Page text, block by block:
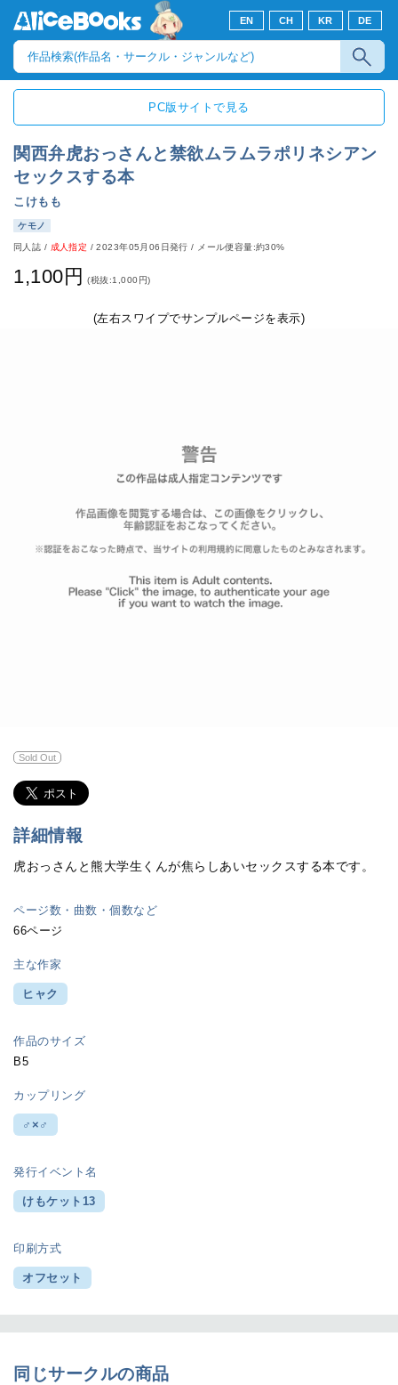
EN CH KR DE
PC版サイトで見る
関西弁虎おっさんと禁欲ムラムラポリネシアン
セックスする本
こけもも
ケモノ
同人誌 / 成人指定 /2023年05月06日発行 / メール便容量:約30%
1,100円 (税抜:1,000円)
(左右スワイプでサンプルページを表示)
Sold Out
詳細情報
虎おっさんと熊大学生くんが焦らしあいセックスする本です。
ページ数・曲数・個数など
66ページ
主な作家
ヒャク
作品のサイズ
B5
カップリング
♂×♂
発行イベント名
けもケット13
印刷方式
オフセット
同じサークルの商品